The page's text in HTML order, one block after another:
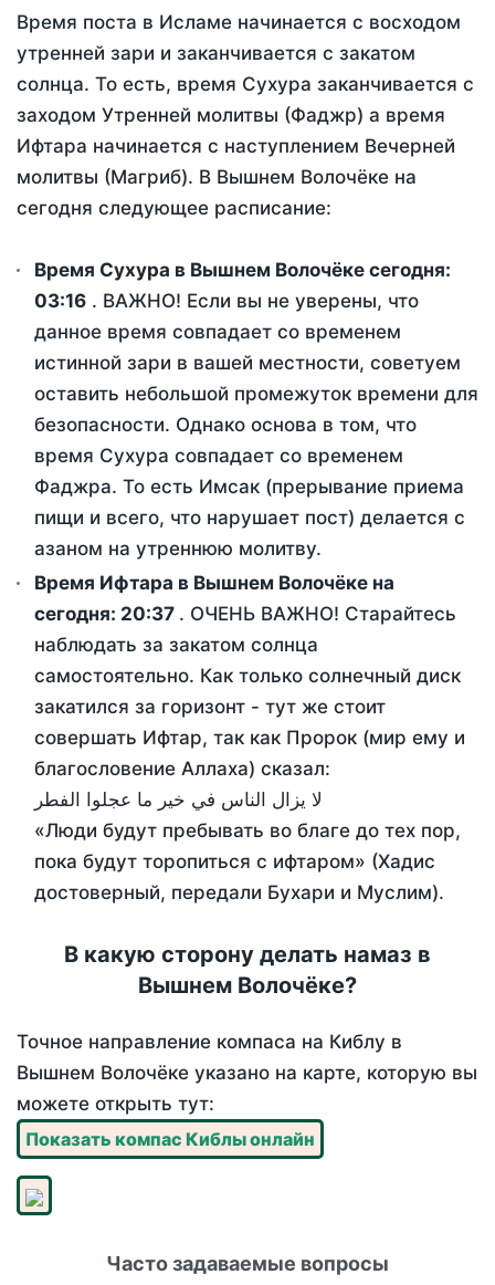
Время поста в Исламе начинается с восходом
утренней зари и заканчивается с закатом
солнца. То есть, время Сухура заканчивается с
заходом Утренней молитвы (Фаджр) а время
Ифтара начинается с наступлением Вечерней
молитвы (Магриб). В Вышнем Волочёке на
сегодня следующее расписание:
Время Сухура в Вышнем Волочёке сегодня:
03:16 . ВАЖНО! Если вы не уверены, что
данное время совпадает со временем
истинной зари в вашей местности, советуем
оставить небольшой промежуток времени для
безопасности. Однако основа в том, что
время Сухура совпадает со временем
Фаджра. То есть Имсак (прерывание приема
пищи и всего, что нарушает пост) делается с
азаном на утреннюю молитву.
Время Ифтара в Вышнем Волочёке на
сегодня: 20:37 . ОЧЕНЬ ВАЖНО! Старайтесь
наблюдать за закатом солнца
самостоятельно. Как только солнечный диск
закатился за горизонт - тут же стоит
совершать Ифтар, так как Пророк (мир ему и
благословение Аллаха) сказал:
لا يزال الناس في خير ما عجلوا الفطر
«Люди будут пребывать во благе до тех пор,
пока будут торопиться с ифтаром» (Хадис
достоверный, передали Бухари и Муслим).
В какую сторону делать намаз в
Вышнем Волочёке?
Точное направление компаса на Киблу в
Вышнем Волочёке указано на карте, которую вы
можете открыть тут:
Показать компас Киблы онлайн
Часто задаваемые вопросы